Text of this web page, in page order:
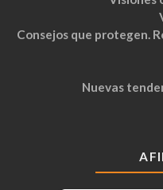
Consejos que protegen.
Nuevas